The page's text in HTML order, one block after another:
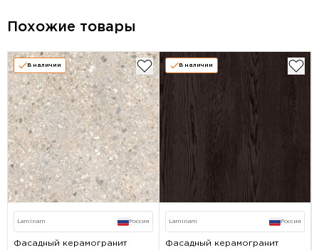
Похожие товары
В наличии
Laminam Россия
Фасадный керамогранит
В наличии
Laminam Россия
Фасадный керамогранит